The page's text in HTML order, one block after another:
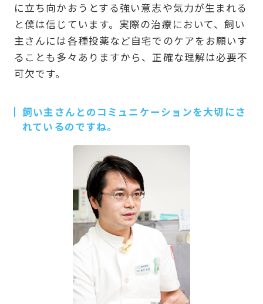
に立ち向かおうとする強い意志や気力が生まれる
と僕は信じています。実際の治療において、飼い
主さんには各種投薬など自宅でのケアをお願いす
ることも多々ありますから、正確な理解は必要不
可欠です。
飼い主さんとのコミュニケーションを大切にさ
れているのですね。